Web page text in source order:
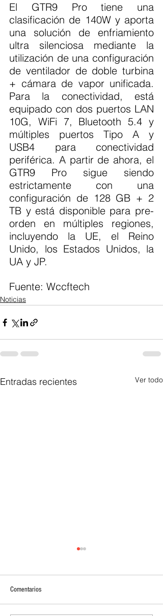
El GTR9 Pro tiene una
clasificación de 140W y aporta
una solución de enfriamiento
ultra silenciosa mediante la
utilización de una configuración
de ventilador de doble turbina
+ cámara de vapor unificada.
Para la conectividad, está
equipado con dos puertos LAN
10G, WiFi 7, Bluetooth 5.4 y
múltiples puertos Tipo A y
USB4 para conectividad
periférica. A partir de ahora, el
GTR9 Pro sigue siendo
estrictamente con una
configuración de 128 GB + 2
TB y está disponible para pre-
orden en múltiples regiones,
incluyendo la UE, el Reino
Unido, los Estados Unidos, la
UA y JP.
Fuente: Wccftech
Noticias
Entradas recientes Ver todo
Comentarios